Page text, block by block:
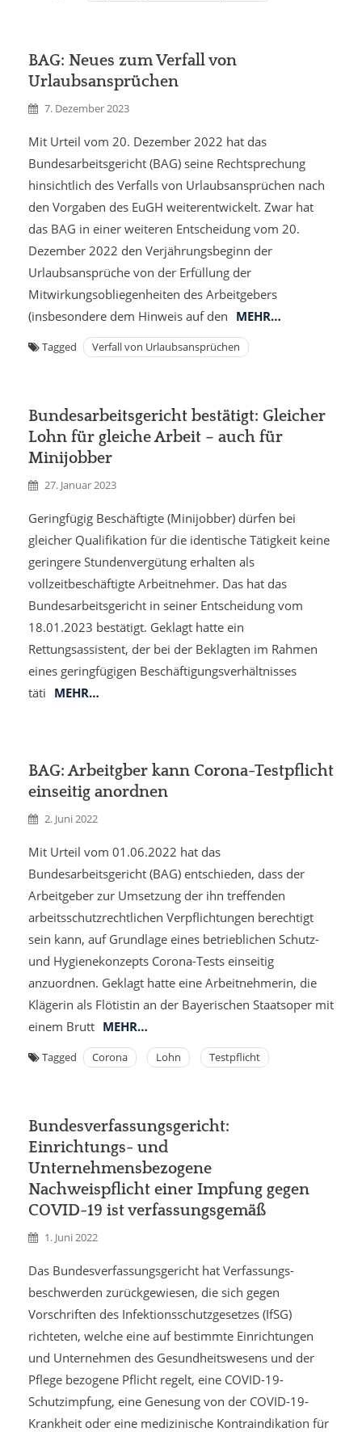
BAG: Neues zum Verfall von
Urlaubsansprüchen
7. Dezember 2023
Mit Urteil vom 20. Dezember 2022 hat das
Bundesarbeitsgericht (BAG) seine Rechtsprechung
hinsichtlich des Verfalls von Urlaubsansprüchen nach
den Vorgaben des EuGH weiterentwickelt. Zwar hat
das BAG in einer weiteren Entscheidung vom 20.
Dezember 2022 den Verjährungsbeginn der
Urlaubsansprüche von der Erfüllung der
Mitwirkungsobliegenheiten des Arbeitgebers
(insbesondere dem Hinweis auf den MEHR…
Tagged Verfall von Urlaubsansprüchen
Bundesarbeitsgericht bestätigt: Gleicher
Lohn für gleiche Arbeit – auch für
Minijobber
27. Januar 2023
Geringfügig Beschäftigte (Minijobber) dürfen bei
gleicher Qualifikation für die identische Tätigkeit keine
geringere Stundenvergütung erhalten als
vollzeitbeschäftigte Arbeitnehmer. Das hat das
Bundesarbeitsgericht in seiner Entscheidung vom
18.01.2023 bestätigt. Geklagt hatte ein
Rettungsassistent, der bei der Beklagten im Rahmen
eines geringfügigen Beschäftigungsverhältnisses
täti MEHR…
BAG: Arbeitgber kann Corona-Testpflicht
einseitig anordnen
2. Juni 2022
Mit Urteil vom 01.06.2022 hat das
Bundesarbeitsgericht (BAG) entschieden, dass der
Arbeitgeber zur Umsetzung der ihn treffenden
arbeitsschutzrechtlichen Verpflichtungen berechtigt
sein kann, auf Grundlage eines betrieblichen Schutz-
und Hygienekonzepts Corona-Tests einseitig
anzuordnen. Geklagt hatte eine Arbeitnehmerin, die
Klägerin als Flötistin an der Bayerischen Staatsoper mit
einem Brutt MEHR…
Tagged Corona Lohn Testpflicht
Bundesverfassungsgericht:
Einrichtungs- und
Unternehmensbezogene
Nachweispflicht einer Impfung gegen
COVID-19 ist verfassungsgemäß
1. Juni 2022
Das Bundes­verfassungs­gericht hat Verfassungs­
beschwerden zurückgewiesen, die sich gegen
Vorschriften des Infektions­schutz­gesetzes (IfSG)
richteten, welche eine auf bestimmte Einrichtungen
und Unternehmen des Gesundheitswesens und der
Pflege bezogene Pflicht regelt, eine COVID-19-
Schutzimpfung, eine Genesung von der COVID-19-
Krankheit oder eine medizinische Kontraindikation für